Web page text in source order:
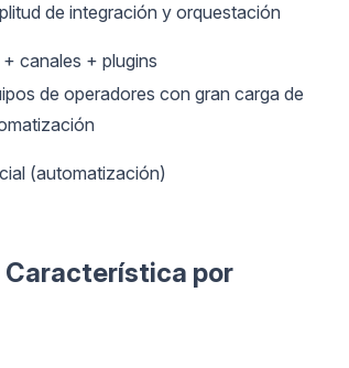
de integración y orquestación
canales + plugins
de operadores con gran carga de
(automatización)
Característica por